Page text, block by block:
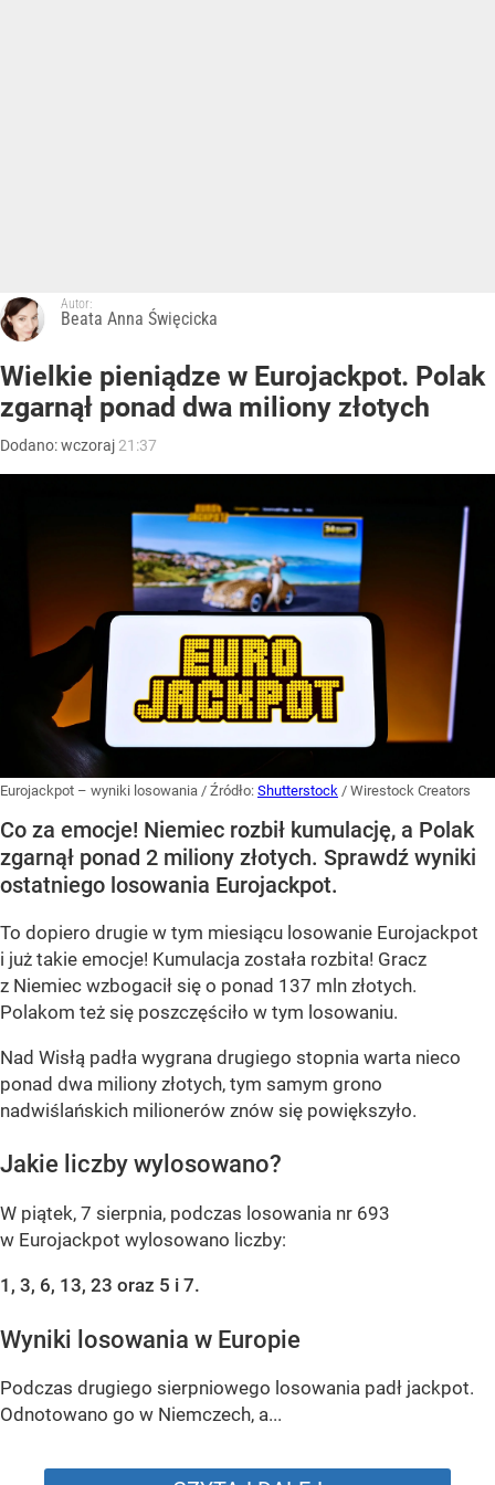
Autor:
Beata Anna Święcicka
Wielkie pieniądze w Eurojackpot. Polak
zgarnął ponad dwa miliony złotych
Dodano:wczoraj 21:37
Eurojackpot – wyniki losowania / Źródło: Shutterstock / Wirestock Creators
Co za emocje! Niemiec rozbił kumulację, a Polak
zgarnął ponad 2 miliony złotych. Sprawdź wyniki
ostatniego losowania Eurojackpot.
To dopiero drugie w tym miesiącu losowanie Eurojackpot
i już takie emocje! Kumulacja została rozbita! Gracz
z Niemiec wzbogacił się o ponad 137 mln złotych.
Polakom też się poszczęściło w tym losowaniu.
Nad Wisłą padła wygrana drugiego stopnia warta nieco
ponad dwa miliony złotych, tym samym grono
nadwiślańskich milionerów znów się powiększyło.
Jakie liczby wylosowano?
W piątek, 7 sierpnia, podczas losowania nr 693
w Eurojackpot wylosowano liczby:
1, 3, 6, 13, 23 oraz 5 i 7.
Wyniki losowania w Europie
Podczas drugiego sierpniowego losowania padł jackpot.
Odnotowano go w Niemczech, a...